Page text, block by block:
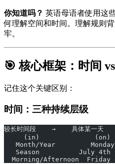
你知道吗？ 英语母语者使用这
何理解空间和时间。理解规则
牢。
🎯 核心框架：时间
记住这个关键区别：
时间：三种持续层级
较长时间段    →    具体某一天
(in)              (on)
Month/Year
Season          July 4th
Morning/Afternoon  Friday